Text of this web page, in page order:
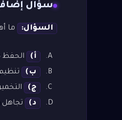
سؤال
السؤال: ما
أ)
الحفظ
ب)
ج)
د)
تجاهل